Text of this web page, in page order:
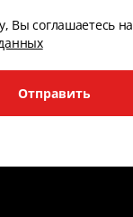
Отправить
Вы соглашаетесь на